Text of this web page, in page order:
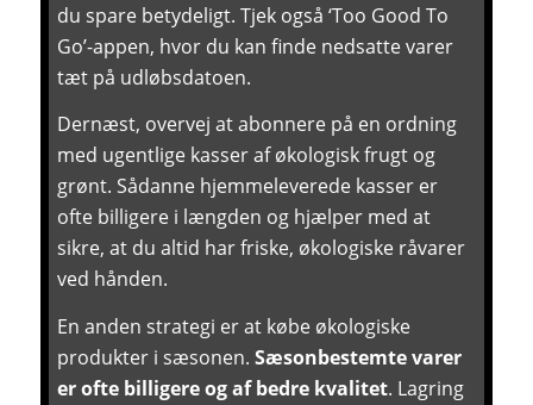
du spare betydeligt. Tjek også ‘Too Good To
Go’-appen, hvor du kan finde nedsatte varer
tæt på udløbsdatoen.
Dernæst, overvej at abonnere på en ordning
med ugentlige kasser af økologisk frugt og
grønt. Sådanne hjemmeleverede kasser er
ofte billigere i længden og hjælper med at
sikre, at du altid har friske, økologiske råvarer
ved hånden.
En anden strategi er at købe økologiske
produkter i sæsonen. Sæsonbestemte varer
er ofte billigere og af bedre kvalitet. Lagring